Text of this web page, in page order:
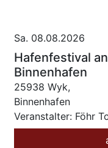
Sa. 08.08.2026
Hafenfestival
Binnenhafen
25938 Wyk,
Binnenhafen
Veranstalter: Föhr